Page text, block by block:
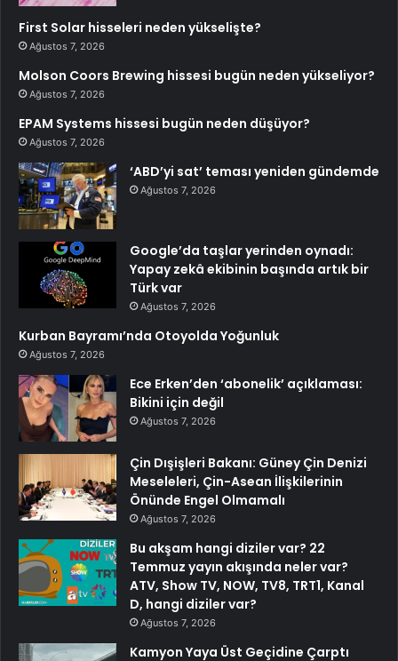
First Solar hisseleri neden yükselişte?
Ağustos 7, 2026
Molson Coors Brewing hissesi bugün neden yükseliyor?
Ağustos 7, 2026
EPAM Systems hissesi bugün neden düşüyor?
Ağustos 7, 2026
‘ABD’yi sat’ teması yeniden gündemde
Ağustos 7, 2026
Google’da taşlar yerinden oynadı:
Yapay zekâ ekibinin başında artık bir
Türk var
Ağustos 7, 2026
Kurban Bayramı’nda Otoyolda Yoğunluk
Ağustos 7, 2026
Ece Erken’den ‘abonelik’ açıklaması:
Bikini için değil
Ağustos 7, 2026
Çin Dışişleri Bakanı: Güney Çin Denizi
Meseleleri, Çin-Asean İlişkilerinin
Önünde Engel Olmamalı
Ağustos 7, 2026
Bu akşam hangi diziler var? 22
Temmuz yayın akışında neler var?
ATV, Show TV, NOW, TV8, TRT1, Kanal
D, hangi diziler var?
Ağustos 7, 2026
Kamyon Yaya Üst Geçidine Çarptı